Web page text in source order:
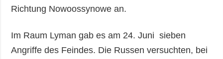
Richtung Nowoossynowe an.
Im Raum Lyman gab es am 24. Juni sieben
Angriffe des Feindes. Die Russen versuchten, bei